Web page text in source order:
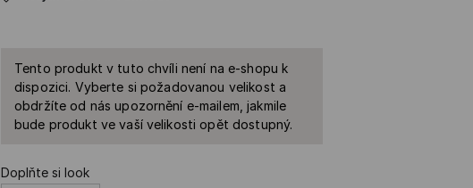
Tento produkt v tuto chvíli není na e-shopu k
dispozici. Vyberte si požadovanou velikost a
obdržíte od nás upozornění e-mailem, jakmile
bude produkt ve vaší velikosti opět dostupný.
Doplňte si look